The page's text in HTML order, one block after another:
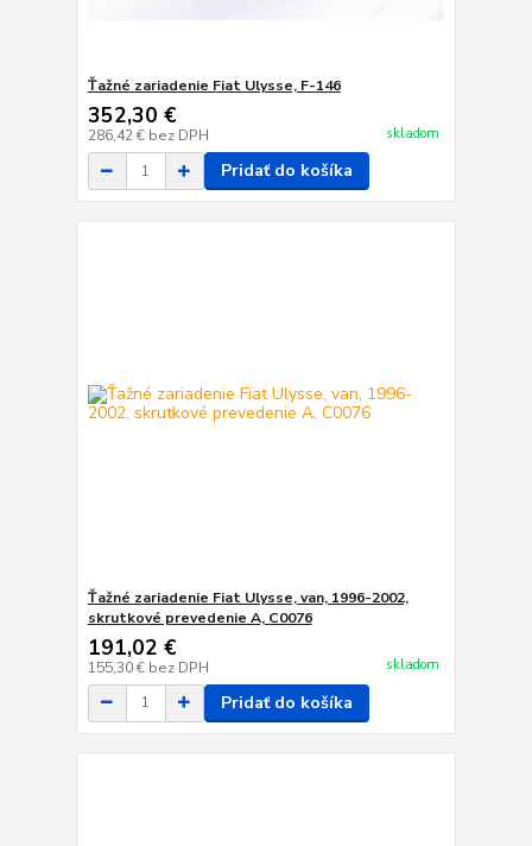
Ťažné zariadenie Fiat Ulysse, F-146
352,30 €
286,42 € bez DPH skladom
Pridať do košíka
Ťažné zariadenie Fiat Ulysse, van, 1996-2002,
skrutkové prevedenie A, C0076
191,02 €
155,30 € bez DPH skladom
Pridať do košíka